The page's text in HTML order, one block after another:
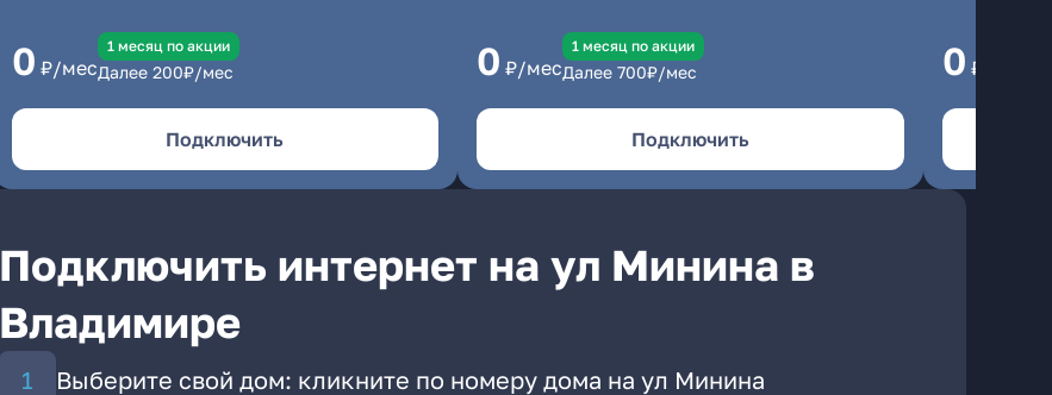
0 ₽/мес
1 месяц по акции
Далее 200₽/мес
Подключить
0 ₽/мес
1 месяц по акции
Далее 700₽/мес
Подключить
0 ₽/мес
Подключить интернет на ул Минина в
Владимире
Выберите свой дом: кликните по номеру дома на ул Минина